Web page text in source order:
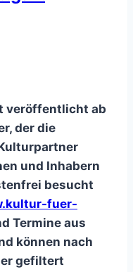
veröffentlicht ab
der die
und Inhabern
besucht
kultur-fuer-
Termine aus
können nach
gefiltert